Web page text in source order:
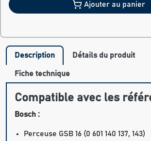
Ajouter au panier
Description Détails du produit
Fiche technique
Compatible avec les
Bosch :
Perceuse GSB 16 (0 601 140 137, 143)